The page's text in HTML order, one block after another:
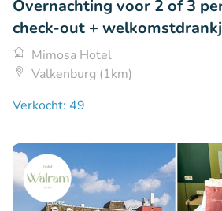
Overnachting voor 2 of 3
check-out +
Mimosa Hotel
Valkenburg (1km)
Verkocht: 49